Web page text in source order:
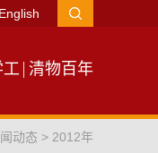
English
工 清物百年
动态 > 2012年